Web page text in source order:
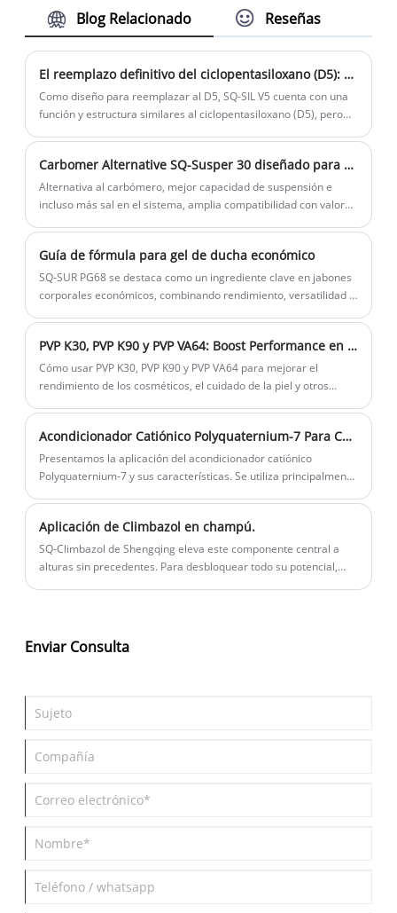
cosméticos y de cuidado personal.
aspectos, se usa ampliamente en
conservante, es suave y compatible con
diferentes ingredientes.
Blog Relacionado Reseñas
El reemplazo definitivo del ciclopentasiloxano (D5): SQ-SIL V5
Como diseño para reemplazar al D5, SQ-SIL V5 cuenta con una
función y estructura similares al ciclopentasiloxano (D5), pero
superficie del cabello, brindando una apariencia lúbrica y clara
que realza su brillo natural.
Carbomer Alternative SQ-Susper 30 diseñado para champú y detergente líquido para ropa
Alternativa al carbómero, mejor capacidad de suspensión e
incluso más sal en el sistema, amplia compatibilidad con valores
Guía de fórmula para gel de ducha económico
SQ-SUR PG68 se destaca como un ingrediente clave en jabones
corporales económicos, combinando rendimiento, versatilidad y
calidad que satisfagan las demandas de los consumidores sin
sacrificar la asequibilidad.
PVP K30, PVP K90 y PVP VA64: Boost Performance en cosméticos, cuidado de la piel y más allá
Cómo usar PVP K30, PVP K90 y PVP VA64 para mejorar el
rendimiento de los cosméticos, el cuidado de la piel y otros
Acondicionador Catiónico Polyquaternium-7 Para Cabello
Presentamos la aplicación del acondicionador catiónico
Polyquaternium-7 y sus características. Se utiliza principalmente
mientras que también tenemos poliquaternium-7 con un 40% de
contenido sólido.
Aplicación de Climbazol en champú.
SQ-Climbazol de Shengqing eleva este componente central a
alturas sin precedentes. Para desbloquear todo su potencial,
Enviar Consulta